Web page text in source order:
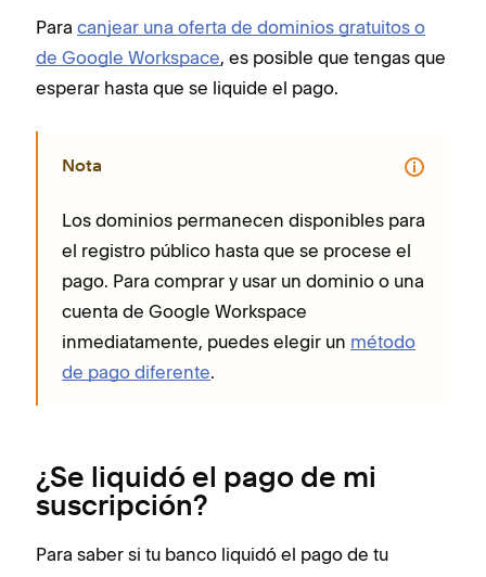
Para canjear una oferta de dominios gratuitos o
de Google Workspace, es posible que tengas que
esperar hasta que se liquide el pago.
Nota
Los dominios permanecen disponibles para
el registro público hasta que se procese el
pago. Para comprar y usar un dominio o una
cuenta de Google Workspace
inmediatamente, puedes elegir un método
de pago diferente.
¿Se liquidó el pago de mi
suscripción?
Para saber si tu banco liquidó el pago de tu